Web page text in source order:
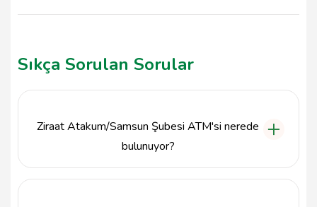
Sıkça Sorulan Sorular
Ziraat Atakum/Samsun Şubesi ATM'si nerede
bulunuyor?